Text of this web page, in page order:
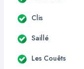
Clis
Saillé
Les Couêts